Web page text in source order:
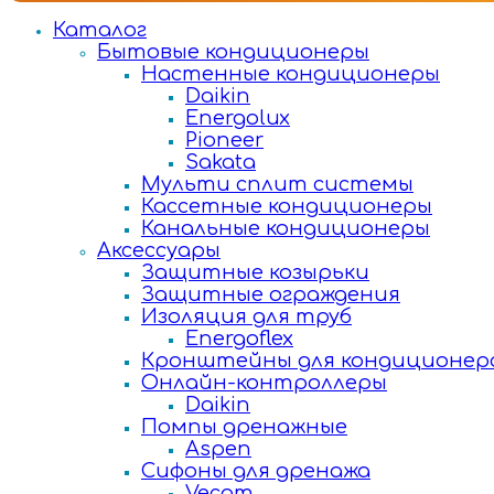
Каталог
Бытовые кондиционеры
Настенные кондиционеры
Daikin
Energolux
Pioneer
Sakata
Мульти сплит системы
Кассетные кондиционеры
Канальные кондиционеры
Аксессуары
Защитные козырьки
Защитные ограждения
Изоляция для труб
Energoflex
Кронштейны для
Онлайн-контроллеры
Daikin
Помпы дренажные
Aspen
Сифоны для дренажа